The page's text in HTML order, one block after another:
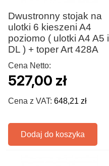
Dwustronny stojak na
ulotki 6 kieszeni A4
poziomo ( ulotki A4 A5 i
DL ) + toper Art 428A
Cena Netto:
527,00 zł
Cena z VAT:648,21 zł
Dodaj do koszyka